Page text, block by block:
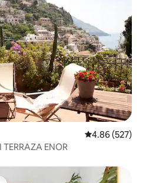
Calificación
4.86 (527)
ENOR